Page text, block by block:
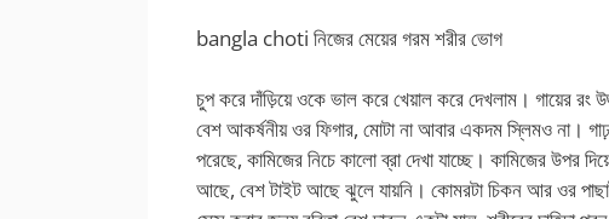
bangla choti নিজের মেয়ের গরম শরীর ভোগ
চুপ করে দাঁড়িয়ে ওকে ভাল করে খেয়াল করে দেখলাম। গায়ের রং
বেশ আকর্ষনীয় ওর ফিগার, মোটা না আবার একদম স্লিমও না।
পরেছে, কামিজের নিচে কালো ব্রা দেখা যাচ্ছে। কামিজের উপর
আছে, বেশ টাইট আছে ঝুলে যায়নি। কোমরটা চিকন আর ওর